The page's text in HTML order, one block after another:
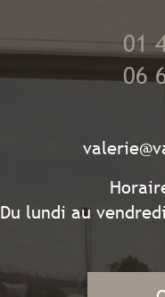
01
06
Du lundi au